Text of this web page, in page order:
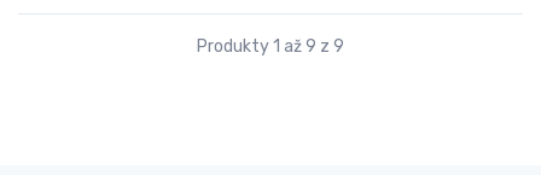
Produkty 1 až 9 z 9